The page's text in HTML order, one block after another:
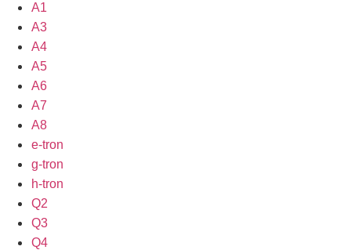
A1
A3
A4
A5
A6
A7
A8
e-tron
g-tron
h-tron
Q2
Q3
Q4